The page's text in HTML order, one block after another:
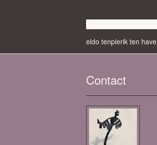
eldo tenpierik ten have
Contact